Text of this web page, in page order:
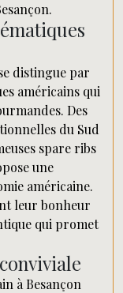
distingue par
américains qui
Des
du Sud
spare ribs
une
américaine.
leur bonheur
qui promet
à Besançon